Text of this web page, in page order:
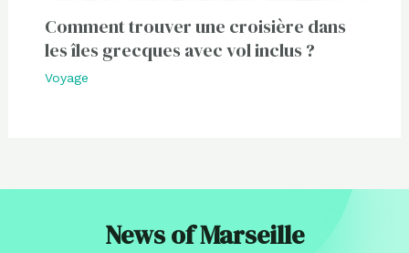
Comment trouver une croisière dans
les îles grecques avec vol inclus ?
Voyage
News of Marseille